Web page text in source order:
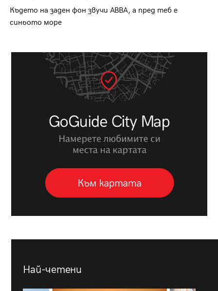
Където на заден фон звучи ABBA, а пред теб е
синьото море
Най-четени